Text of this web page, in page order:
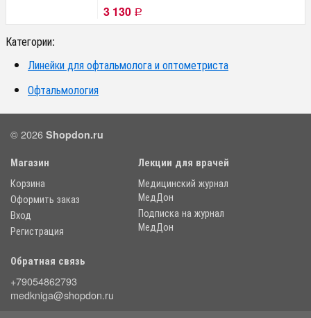
3 130 Р
Категории:
Линейки для офтальмолога и оптометриста
Офтальмология
© 2026 Shopdon.ru
Магазин
Корзина
Оформить заказ
Вход
Регистрация
Лекции для врачей
Медицинский журнал
МедДон
Подписка на журнал
МедДон
Обратная связь
+79054862793
medkniga@shopdon.ru